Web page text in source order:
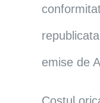
emise de